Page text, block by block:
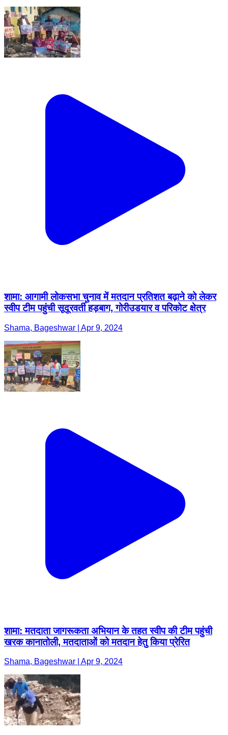
शामा: आगामी लोकसभा चुनाव में मतदान प्रतिशत बढ़ाने को लेकर
स्वीप टीम पहुंची सूदूरवर्ती हड़बाग, गोरीउडयार व परिकोट क्षेत्र
Shama, Bageshwar | Apr 9, 2024
शामा: मतदाता जागरूकता अभियान के तहत स्वीप की टीम पहुंची
खरक कानातोली, मतदाताओं को मतदान हेतु किया प्रेरित
Shama, Bageshwar | Apr 9, 2024